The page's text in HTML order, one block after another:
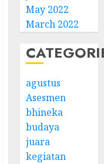
May 2022
March 2022
agustus
Asesmen
bhineka
budaya
juara
kegiatan